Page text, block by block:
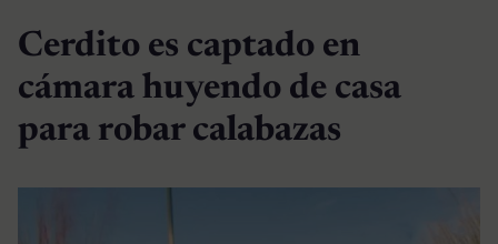
Cerdito es captado en
cámara huyendo de casa
para robar calabazas